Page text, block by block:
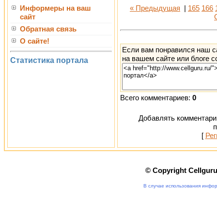
Информеры на ваш
сайт
Обратная связь
О сайте!
Статистика портала
« Предыдущая 165 166
Если вам понравился наш
на вашем сайте или блоге
Всего комментариев: 0
Добавлять
[
© Copyright
В случае использования